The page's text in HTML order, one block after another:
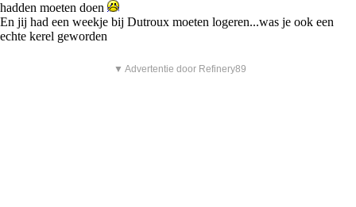
hadden moeten doen
En jij had een weekje bij Dutroux moeten logeren...was je ook een
echte kerel geworden
▼ Advertentie door Refinery89